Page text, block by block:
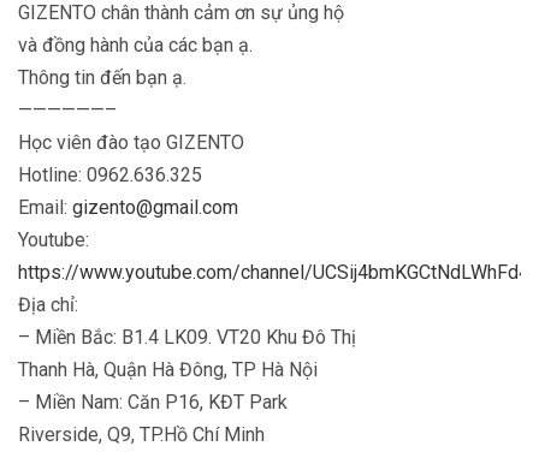
GIZENTO chân thành cảm ơn sự ủng hộ
và đồng hành của các bạn ạ.
Thông tin đến bạn ạ.
——————–
Học viên đào tạo GIZENTO
Hotline: 0962.636.325
Email: gizento@gmail.com
Youtube:
https://www.youtube.com/channel/
Địa chỉ:
– Miền Bắc: B1.4 LK09. VT20 Khu Đô Thị
Thanh Hà, Quận Hà Đông, TP Hà Nội
– Miền Nam: Căn P16, KĐT Park
Riverside, Q9, TP.Hồ Chí Minh